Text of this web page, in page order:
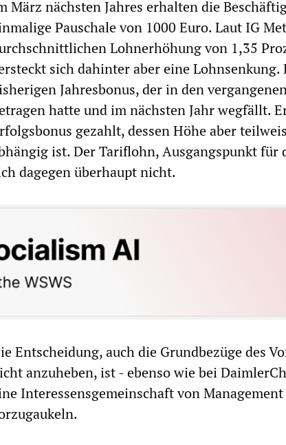
März nächsten Jahres erhalten die
Pauschale von 1000 Euro. Laut IG
Lohnerhöhung von 1,35
sich dahinter aber eine Lohnsenkung.
Jahresbonus, der in den
hatte und im nächsten Jahr wegfällt.
gezahlt, dessen Höhe aber
ist. Der Tariflohn, Ausgangspunkt für
dagegen überhaupt nicht.
Entscheidung, auch die Grundbezüge des
anzuheben, ist - ebenso wie bei
Interessensgemeinschaft von